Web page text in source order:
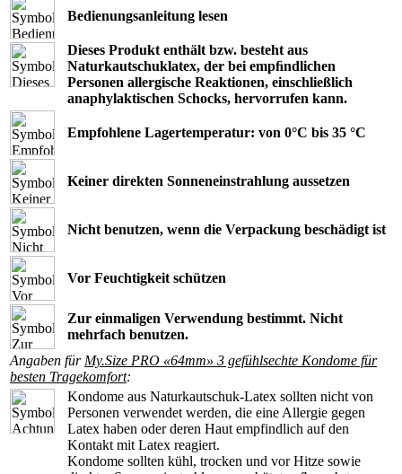
Bedienungsanleitung lesen
Dieses Produkt enthält bzw. besteht aus
Naturkautschuklatex, der bei empﬁndlichen
Personen allergische Reaktionen, einschließlich
anaphylaktischen Schocks, hervorrufen kann.
Empfohlene Lagertemperatur: von 0°C bis 35 °C
Keiner direkten Sonneneinstrahlung aussetzen
Nicht benutzen, wenn die Verpackung beschädigt ist
Vor Feuchtigkeit schützen
Zur einmaligen Verwendung bestimmt. Nicht
mehrfach benutzen.
Angaben für My.Size PRO «64mm» 3 gefühlsechte Kondome für
besten Tragekomfort:
Kondome aus Naturkautschuk-Latex sollten nicht von
Personen verwendet werden, die eine Allergie gegen
Latex haben oder deren Haut empfindlich auf den
Kontakt mit Latex reagiert.
Kondome sollten kühl, trocken und vor Hitze sowie